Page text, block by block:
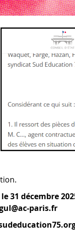
31 décembre
paris.fr